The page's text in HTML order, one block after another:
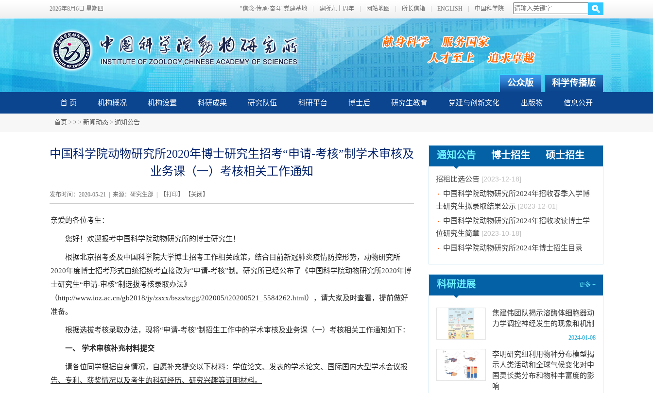
2026年8月6日 星期四 "信念·传承·奋斗"党建基地 建所九十周年 网站地图 所长信箱 ENGLISH 中国科学院
科学传播版
公众版
首 页 机构概况 机构设置 科研成果 研究队伍 科研平台 博士后 研究生教育 党建与创新文化 出版物 信息公开
首页 > > > 新闻动态 > 通知公告
中国科学院动物研究所2020年博士研究生招考“申请-考核”制学术审核及
业务课（一）考核相关工作通知
发布时间：2020-05-21 | 来源：研究生部 | 【打印】 【关闭 】
亲爱的各位考生：
您好！欢迎报考中国科学院动物研究所的博士研究生！
根据北京招考委及中国科学院大学博士招考工作相关政策，结合目前新冠肺炎疫情防控形势，动物研究所
2020年度博士招考形式由统招统考直接改为“申请-考核”制。研究所已经公布了《中国科学院动物研究所2020年博
士研究生“申请-审核”制选拔考核录取办法》
（http://www.ioz.ac.cn/gb2018/jy/zsxx/bszs/tzgg/202005/t20200521_5584262.html），请大家及时查看，提前做好
准备。
根据选拔考核录取办法，现将“申请-考核”制招生工作中的学术审核及业务课（一）考核相关工作通知如下：
一、 学术审核补充材料提交
请各位同学根据自身情况，自愿补充提交以下材料： 学位论文、发表的学术论文、国际国内大型学术会议报
告、专利、获奖情况以及考生的科研经历、研究兴趣等证明材料。
通知公告 博士招生 硕士招生
技术奖项目的公示[2024-01-03]
中国科学院动物研究所国家动物博物馆文创商店
[2023-10-18]
四批拟录取结果公示
关于2023年度中国科学院杰出科技成就奖的拟
推荐公示[2023-10-16]
中国科学院动物研究所2024年推免生放弃拟录
取资格公示[2023-10-07]
关于拟通过中国科学院提名2023年度国家科学
技术奖项目的公示[2024-01-03]
中国科学院动物研究所国家动物博物馆文创商店
[2023-12-18]
科研进展 更多 +
焦建伟团队揭示溶酶体细胞器动
力学调控神经发生的现象和机制
2024-01-08
李明研究组利用物种分布模型揭
示人类活动和全球气候变化对中
国灵长类分布和物种丰富度的影
响